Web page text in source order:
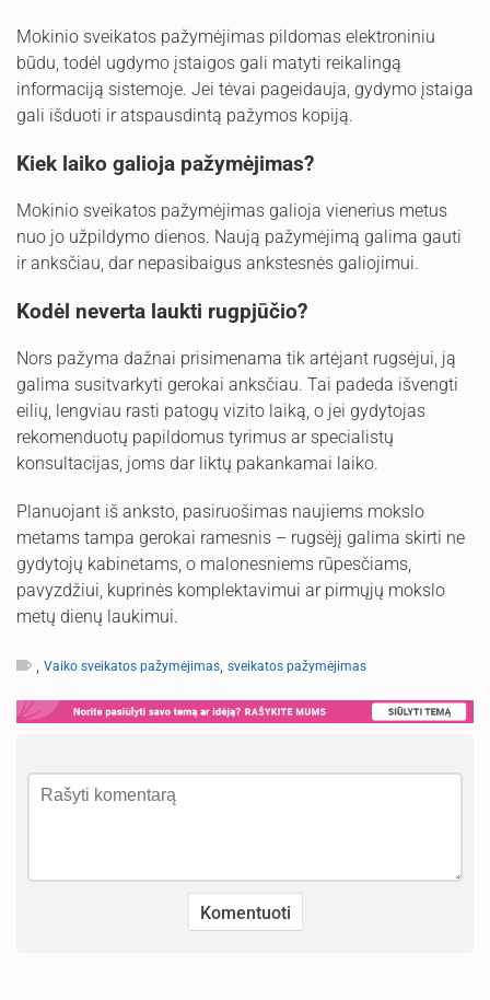
Mokinio sveikatos pažymėjimas pildomas elektroniniu
būdu, todėl ugdymo įstaigos gali matyti reikalingą
informaciją sistemoje. Jei tėvai pageidauja, gydymo įstaiga
gali išduoti ir atspausdintą pažymos kopiją.
Kiek laiko galioja pažymėjimas?
Mokinio sveikatos pažymėjimas galioja vienerius metus
nuo jo užpildymo dienos. Naują pažymėjimą galima gauti
ir anksčiau, dar nepasibaigus ankstesnės galiojimui.
Kodėl neverta laukti rugpjūčio?
Nors pažyma dažnai prisimenama tik artėjant rugsėjui, ją
galima susitvarkyti gerokai anksčiau. Tai padeda išvengti
eilių, lengviau rasti patogų vizito laiką, o jei gydytojas
rekomenduotų papildomus tyrimus ar specialistų
konsultacijas, joms dar liktų pakankamai laiko.
Planuojant iš anksto, pasiruošimas naujiems mokslo
metams tampa gerokai ramesnis – rugsėjį galima skirti ne
gydytojų kabinetams, o malonesniems rūpesčiams,
pavyzdžiui, kuprinės komplektavimui ar pirmųjų mokslo
metų dienų laukimui.
, Vaiko sveikatos pažymėjimas, sveikatos pažymėjimas